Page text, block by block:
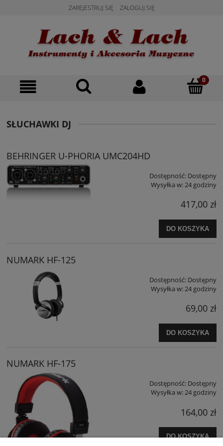
ZAREJESTRUJ SIĘ ZALOGUJ SIĘ
SŁUCHAWKI DJ
BEHRINGER U-PHORIA UMC204HD
Dostępność: Dostępny
Wysyłka w:24 godziny
417,00 zł
DO KOSZYKA
NUMARK HF-125
Dostępność: Dostępny
Wysyłka w:24 godziny
69,00 zł
DO KOSZYKA
NUMARK HF-175
Dostępność: Dostępny
Wysyłka w:24 godziny
164,00 zł
DO KOSZYKA